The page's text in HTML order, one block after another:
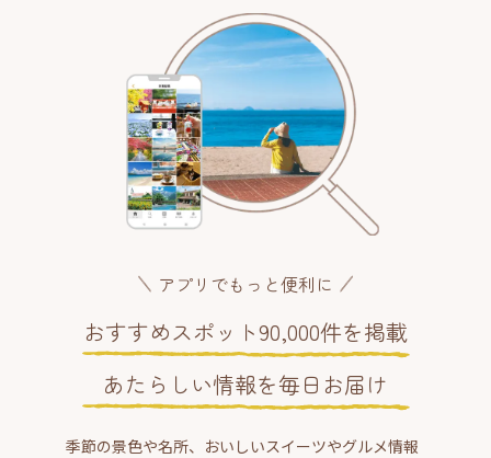
アプリでもっと便利に
おすすめスポット90,000件を掲載
あたらしい情報を毎日お届け
季節の景色や名所、おいしいスイーツやグルメ情報